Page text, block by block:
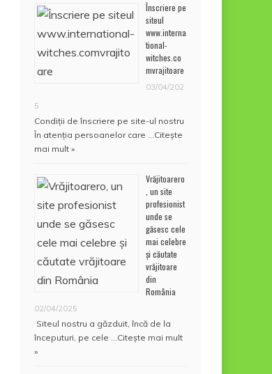
Înscriere pe
siteul
www.interna
tional-
witches.co
mvrajitoare
03/04/202
5
Condiţii de înscriere pe site-ul nostru
În atenţia persoanelor care … Citește
mai mult »
Vrăjitoarero
, un site
profesionist
unde se
găsesc cele
mai celebre
și căutate
vrăjitoare
din
România
02/04/2025
Siteul nostru a găzduit, încă de la
începuturi, pe cele … Citește mai mult
»